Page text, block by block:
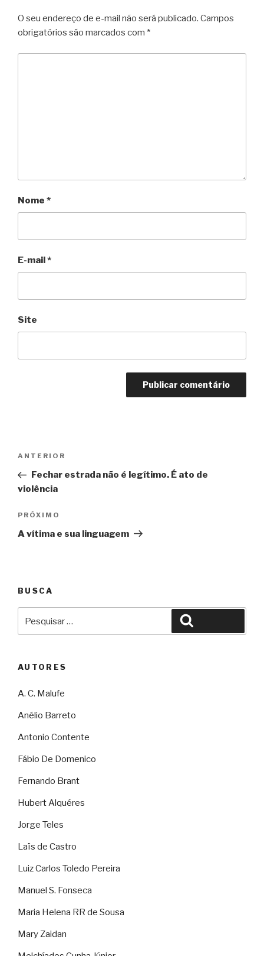
O seu endereço de e-mail não será publicado. Campos
obrigatórios são marcados com *
Nome *
E-mail *
Site
Post
Anterior
ANTERIOR
Fechar estrada não é legítimo. É ato de
violência
Próximo
PRÓXIMO
A vítima e sua linguagem
BUSCA
AUTORES
A. C. Malufe
Anélio Barreto
Antonio Contente
Fábio De Domenico
Fernando Brant
Hubert Alquéres
Jorge Teles
Laïs de Castro
Luiz Carlos Toledo Pereira
Manuel S. Fonseca
Maria Helena RR de Sousa
Mary Zaidan